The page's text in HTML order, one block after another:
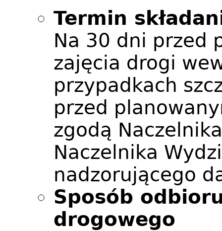
Termin
Na 30 dni przed
zajęcia drogi
przypadkach
przed
zgodą
Naczelnika
nadzorującego
Sposób
drogowego